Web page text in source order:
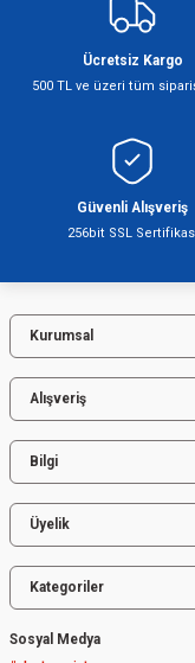
Görüş ve önerileriniz için
Ürün resmi kalitesiz,
Ürün bilgilerinde
Ürün fiyatı diğer
Bu ürüne benzer
Ücretsiz Kargo
500 TL ve üzeri tüm
Güvenli Alışveriş
256bit SSL
Kurumsal
Alışveriş
Bilgi
Üyelik
Kategoriler
Sosyal Medya